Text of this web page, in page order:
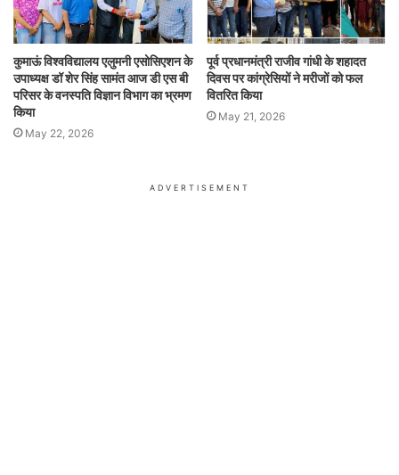
कुमाऊं विश्वविद्यालय एलुमनी एसोसिएशन के
उपाध्यक्ष डॉ शेर सिंह सामंत आज डी एस बी
परिसर के वनस्पति विज्ञान विभाग का भ्रमण
किया
May 22, 2026
पूर्व प्रधानमंत्री राजीव गांधी के शहादत
दिवस पर कांग्रेसियों ने मरीजों को फल
वितरित किया
May 21, 2026
ADVERTISEMENT